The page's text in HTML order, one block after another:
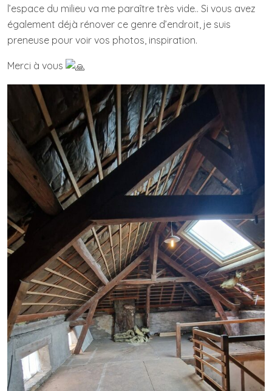
l’espace du milieu va me paraître très vide.. Si vous avez
également déjà rénover ce genre d’endroit, je suis
preneuse pour voir vos photos, inspiration.
Merci à vous